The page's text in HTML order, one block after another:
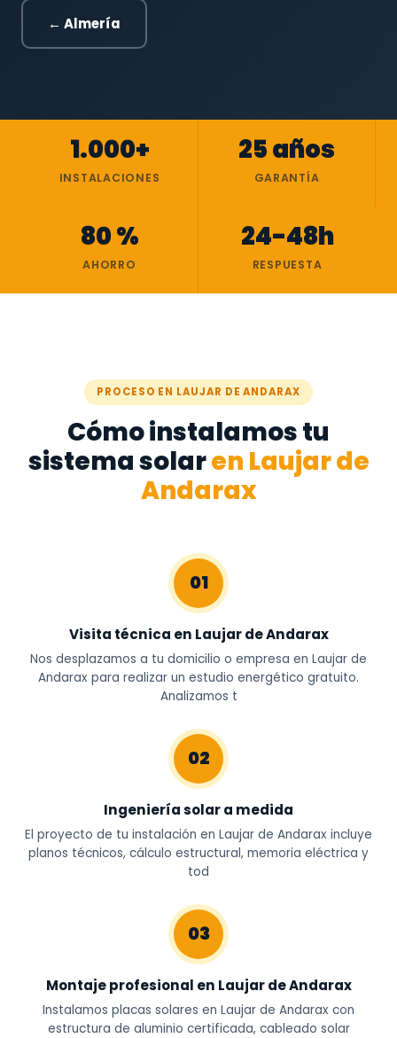
← Almería
1.000+
INSTALACIONES
25 años
GARANTÍA
80 %
AHORRO
24-48h
RESPUESTA
PROCESO EN LAUJAR DE ANDARAX
Cómo instalamos tu
sistema solaren Laujar de
Andarax
01
Visita técnica en Laujar de Andarax
Nos desplazamos a tu domicilio o empresa en Laujar de
Andarax para realizar un estudio energético gratuito.
Analizamos t
02
Ingeniería solar a medida
El proyecto de tu instalación en Laujar de Andarax incluye
planos técnicos, cálculo estructural, memoria eléctrica y
tod
03
Montaje profesional en Laujar de Andarax
Instalamos placas solares en Laujar de Andarax con
estructura de aluminio certificada, cableado solar